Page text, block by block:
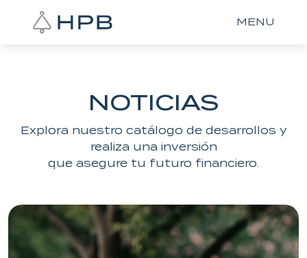
MENU
NOTICIAS
Explora nuestro catálogo de desarrollos y
realiza una inversión
que asegure tu futuro financiero.